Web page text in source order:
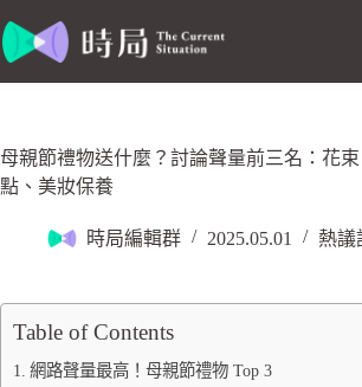
母親節禮物送什麼？討論聲量前三名：花
點、美妝保養
時局編輯群 2025.05.01 熱議
Table of Contents
網路聲量最高！母親節禮物 Top 3